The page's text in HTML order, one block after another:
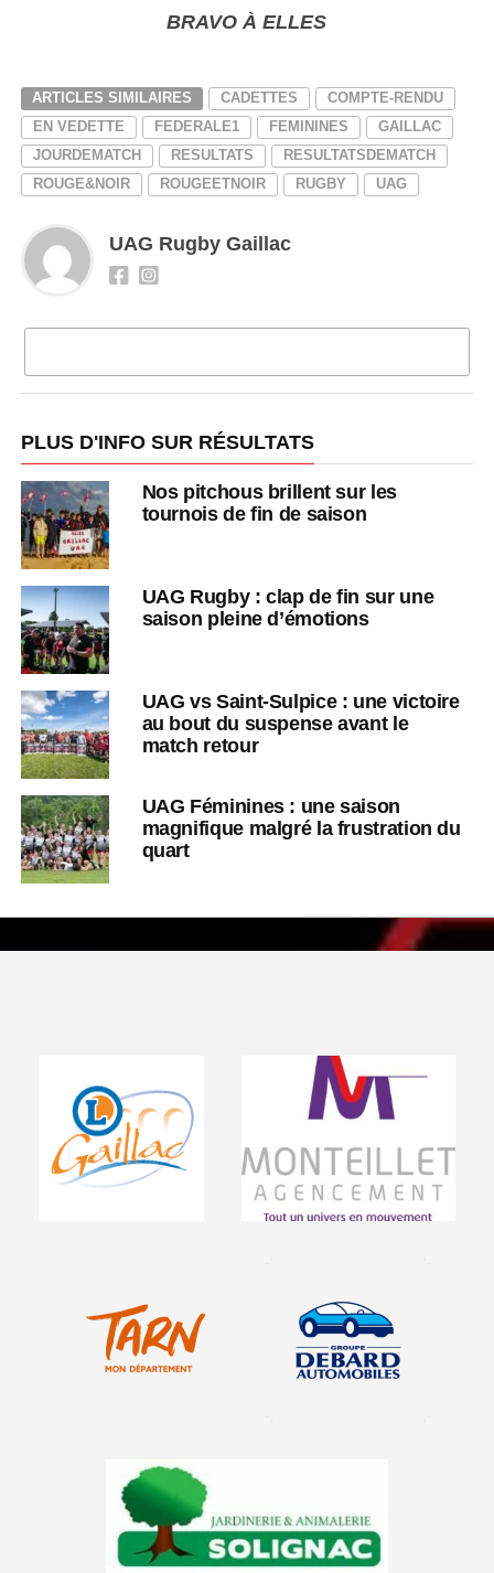
BRAVO À ELLES
ARTICLES SIMILAIRES CADETTES
COMPTE-RENDU
EN VEDETTE
FEDERALE1 FEMININES
GAILLAC
JOURDEMATCH
RESULTATS
RESULTATSDEMATCH
ROUGE&NOIR
ROUGEETNOIR RUGBY UAG
UAG Rugby Gaillac
PLUS D'INFO SUR RÉSULTATS
Nos pitchous brillent sur les
tournois de fin de saison
UAG Rugby : clap de fin sur une
saison pleine d’émotions
UAG vs Saint-Sulpice : une victoire
au bout du suspense avant le
match retour
UAG Féminines : une saison
magnifique malgré la frustration du
quart